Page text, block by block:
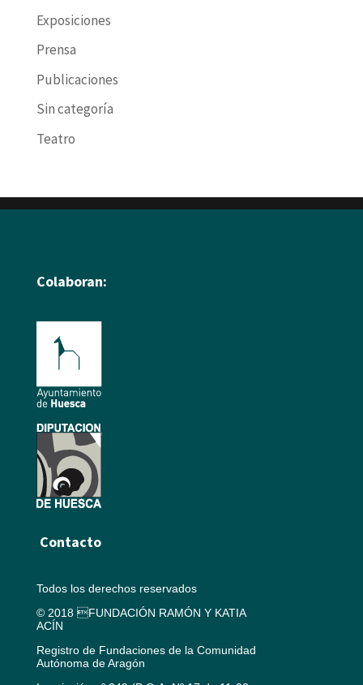
Exposiciones
Prensa
Publicaciones
Sin categoría
Teatro
Colaboran:
Contacto
Todos los derechos reservados
© 2018 FUNDACIÓN RAMÓN Y KATIA
ACÍN
Registro de Fundaciones de la Comunidad
Autónoma de Aragón